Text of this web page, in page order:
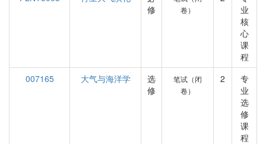
修
卷）
业
核
心
课
程
007165
大气与海洋学
选
修
笔试（闭
卷）
2
专
业
选
修
课
程